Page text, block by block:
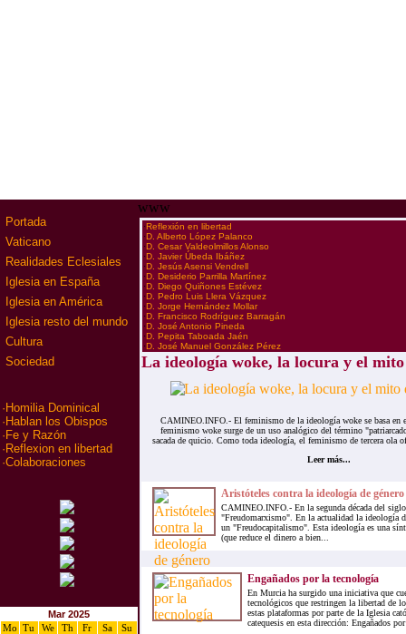
Portada
Vaticano
Realidades Eclesiales
Iglesia en España
Iglesia en América
Iglesia resto del mundo
Cultura
Sociedad
· Homilia Dominical
· Hablan los Obispos
· Fe y Razón
· Reflexion en libertad
·Colaboraciones
Mar 2025
Mo
Tu We Th Fr Sa
Su
www
·Reflexión en libertad
·D. Alberto López Palanco
·D. Cesar Valdeolmillos Alonso
·D. Javier Úbeda Ibáñez
·D. Jesús Asensi Vendrell
·D. Desiderio Parrilla Martínez
·D. Diego Quiñones Estévez
·D. Pedro Luis Llera Vázquez
·D. Jorge Hernández Mollar
·D. Francisco Rodríguez Barragán
·D. José Antonio Pineda
·D. Pepita Taboada Jaén
·D. José Manuel González Pérez
La ideología woke, la locura y el
CAMINEO.INFO.- El feminismo de la ideología woke se basa en
feminismo woke surge de un uso analógico del término
sacada de quicio. Como toda ideología, el feminismo de tercera ola
Leer más...
Aristóteles contra la ideología de género
CAMINEO.INFO.- En la segunda década del
"Freudomarxismo". En la actualidad la ideología
un "Freudocapitalismo". Esta ideología es una
(que reduce el dinero a bien...
Engañados por la tecnología
En Murcia ha surgido una iniciativa que
tecnológicos que restringen la libertad de
estas plataformas por parte de la Iglesia
catequesis en esta dirección: Engañados